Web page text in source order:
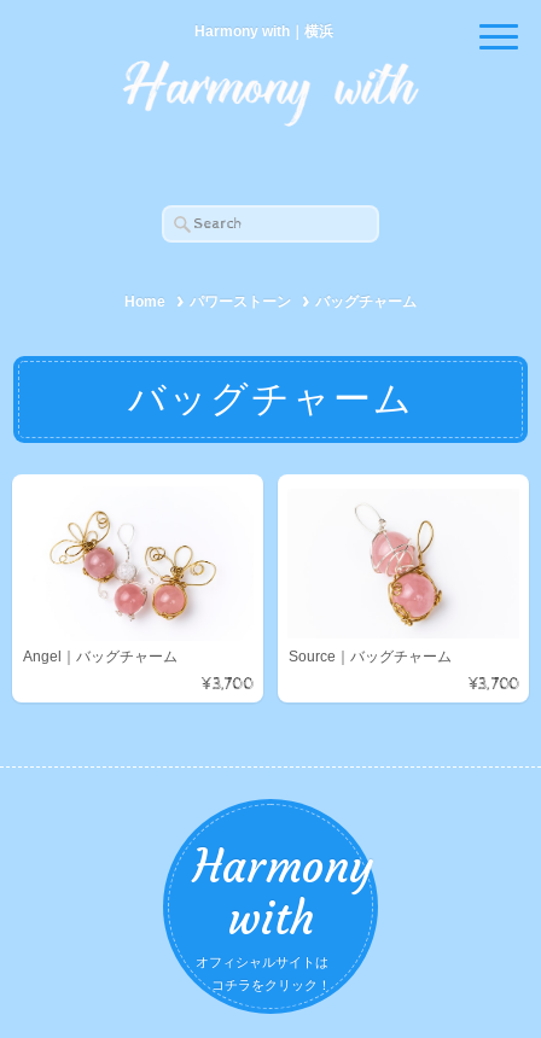
Harmony with｜横浜
Home パワーストーン バッグチャーム
バッグチャーム
Angel｜バッグチャーム
¥3,700
Source｜バッグチャーム
¥3,700
Harmony
with
オフィシャルサイトは
コチラをクリック！